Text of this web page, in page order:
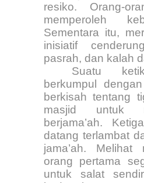
resiko. Orang-
memperoleh
Sementara itu,
inisiatif
pasrah, dan kalah
Suatu
berkumpul
berkisah tentang
masjid untuk
berjama’ah.
datang terlambat
jama’ah.
orang pertama
untuk salat